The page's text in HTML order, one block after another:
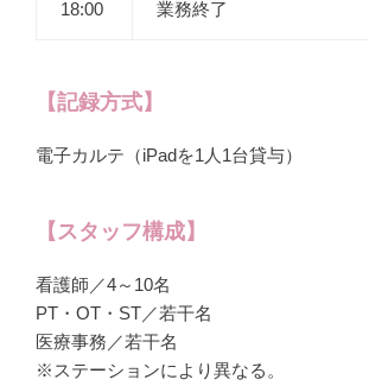
18:00 業務終了
【記録方式】
電子カルテ（iPadを1人1台貸与）
【スタッフ構成】
看護師／4～10名
PT・OT・ST／若干名
医療事務／若干名
※ステーションにより異なる。